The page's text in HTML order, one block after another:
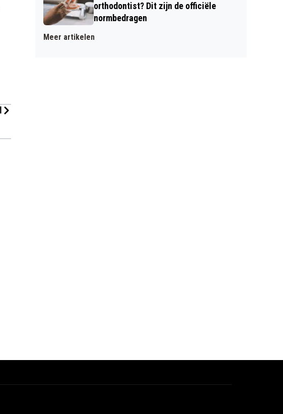
orthodontist? Dit zijn de officiële
normbedragen
Meer artikelen